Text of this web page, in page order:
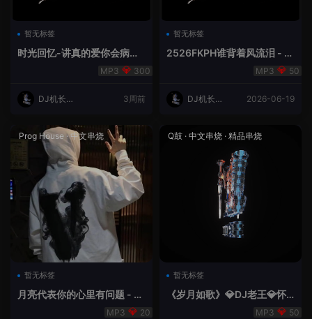
暂无标签
时光回忆-讲真的爱你会病变
300
DJ机长云
3周前
暂无标签
2526FKPH谁背着风流泪 - D
50
DJ机长云
2026-06-19
Prog House ·中文串烧
暂无标签
月亮代表你的心里有问题 - 小
20
Q鼓 · 中文串烧 · 精品串烧
暂无标签
《岁月如歌》💎DJ老王💎怀
50